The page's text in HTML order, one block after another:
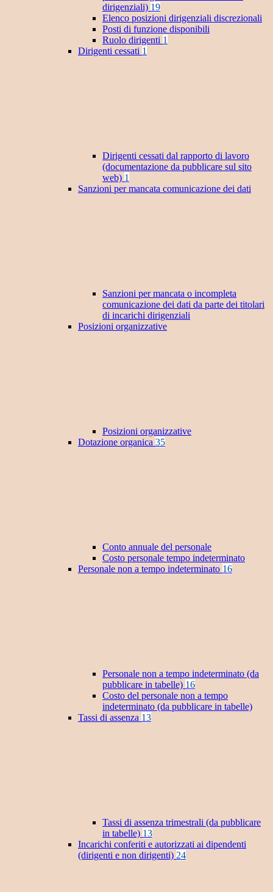
dirigenziali) 19
Elenco posizioni dirigenziali discrezionali
Posti di funzione disponibili
Ruolo dirigenti 1
Dirigenti cessati 1
Dirigenti cessati dal rapporto di lavoro
(documentazione da pubblicare sul sito
web) 1
Sanzioni per mancata comunicazione dei dati
Sanzioni per mancata o incompleta
comunicazione dei dati da parte dei titolari
di incarichi dirigenziali
Posizioni organizzative
Posizioni organizzative
Dotazione organica 35
Conto annuale del personale
Costo personale tempo indeterminato
Personale non a tempo indeterminato 16
Personale non a tempo indeterminato (da
pubblicare in tabelle) 16
Costo del personale non a tempo
indeterminato (da pubblicare in tabelle)
Tassi di assenza 13
Tassi di assenza trimestrali (da pubblicare
in tabelle) 13
Incarichi conferiti e autorizzati ai dipendenti
(dirigenti e non dirigenti) 24